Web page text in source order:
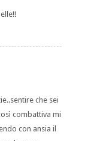
che sei
combattiva mi
con ansia il